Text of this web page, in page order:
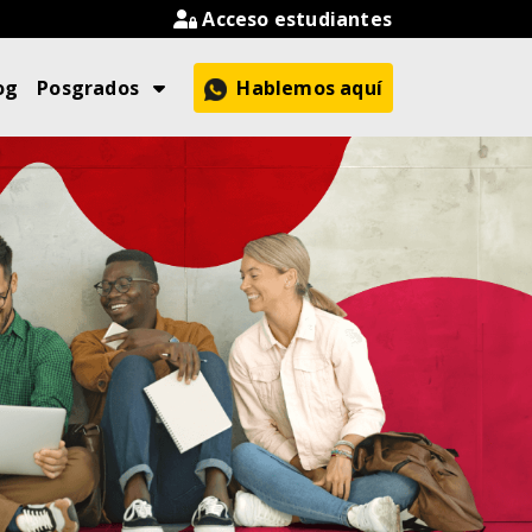
Acceso estudiantes
Posgrados Hablemos aquí